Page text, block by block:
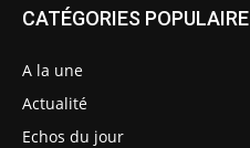
CATÉGORIES POPULAIRE
A la une
Actualité
Echos du jour